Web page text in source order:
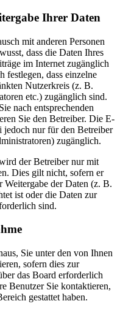
Ihrer Daten
mit anderen Personen
dass die Daten Ihres
im Internet zugänglich
festlegen, dass einzelne
Nutzerkreis (z. B.
etc.) zugänglich sind.
nach entsprechenden
Sie den Betreiber. Die E-
jedoch nur für den Betreiber
zugänglich.
der Betreiber nur mit
Dies gilt nicht, sofern er
Weitergabe der Daten (z. B.
ist oder die Daten zur
sind.
Sie unter den von Ihnen
sofern dies zur
das Board erforderlich
Benutzer Sie kontaktieren,
gestattet haben.